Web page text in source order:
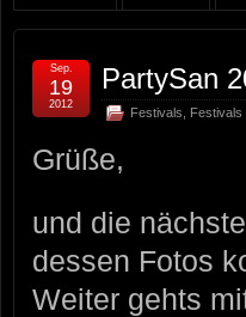
PartySan
Festivals Festivals
Sep.
19
2012
Grüße,
und die
dessen Fotos
Weiter gehts